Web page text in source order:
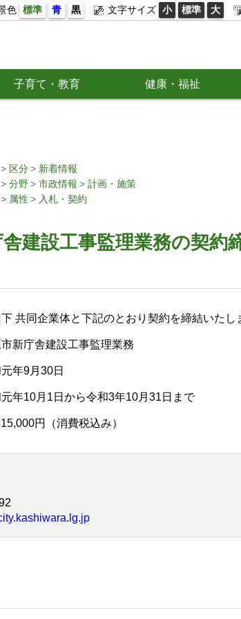
色 標準 青 黒 文字サイズ 小 標準 大
子育て・教育 健康・福祉
区分
新着情報
分野 市政情報
計画・施策
属性 入札・契約
建設工事監理業務の契約
共同企業体と下記のとおり契約を締結いたし
新庁舎建設工事監理業務
年9月30日
年10月1日から令和3年10月31日まで
円（消費税込み）